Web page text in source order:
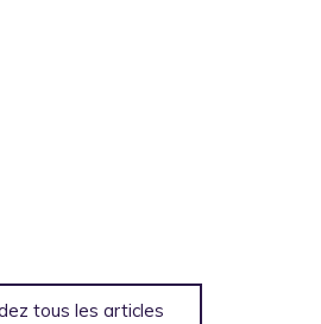
tous les articles